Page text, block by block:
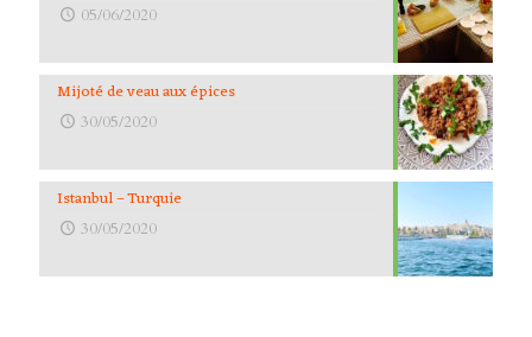
05/06/2020
Mijoté de veau aux épices
30/05/2020
Istanbul – Turquie
30/05/2020